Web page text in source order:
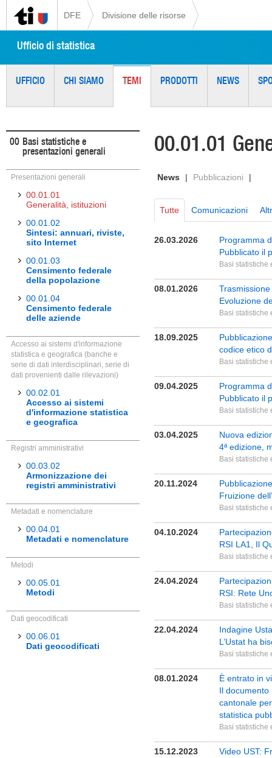
DFE Divisione delle risorse
Ufficio di statistica
UFFICIO CHI SIAMO TEMI PRODOTTI NEWS
00 Basi statistiche e
presentazioni generali
Presentazioni generali
00.01.01
Generalità, istituzioni
00.01.02
Sintesi: annuari, riviste,
sito Internet
00.01.03
Censimento federale
della popolazione
00.01.04
Censimento federale
delle aziende
Accesso ai sistemi d'informazione
statistica e geografica (banche e
serie di dati interdisciplinari, serie di
dati provenienti dalle rilevazioni)
00.02.01
Accesso ai sistemi
d'informazione statistica
e geografica
Registri amministrativi
00.03.02
Armonizzazione dei
registri amministrativi
Metadati e nomenclature
00.04.01
Metadati e nomenclature
Metodi
00.05.01
Metodi
Dati geocodificati
00.06.01
Dati geocodificati
00.01.01
News | Pubblicazioni |
Tutte Comunicazioni
26.03.2026
Programma
Pubblicato il
Basi
08.01.2026
Evoluzione
Basi
18.09.2025
codice etico
Basi
09.04.2025
Programma
Pubblicato il
Basi
03.04.2025
Nuova
4ª edizione,
Basi
20.11.2024
Fruizione
Basi
04.10.2024
RSI LA1, Il
Basi
24.04.2024
RSI: Rete
Basi
22.04.2024
Indagine
L’Ustat ha
Basi
08.01.2024
È entrato in
Il documento
cantonale
statistica
Basi
15.12.2023
Video UST: